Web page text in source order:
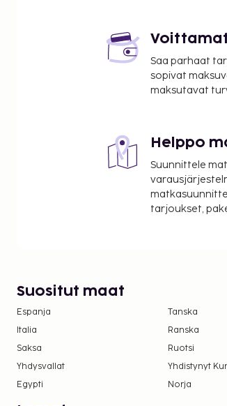
Saa parhaat
sopivat
maksutavat
Helppo
Suunnittele
tarjoukset,
Suositut maat
Espanja Tanska
Italia
Ranska
Saksa
Ruotsi
Yhdysvallat
Yhdistynyt
Egypti
Norja